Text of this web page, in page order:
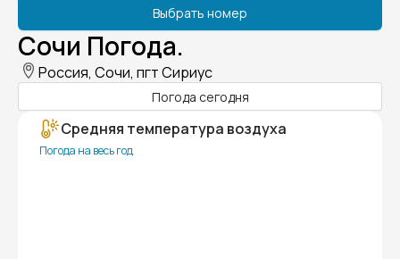
Выбрать номер
Сочи Погода.
Россия, Сочи, пгт Сириус
Погода сегодня
Средняя температура воздуха
Погода на весь год